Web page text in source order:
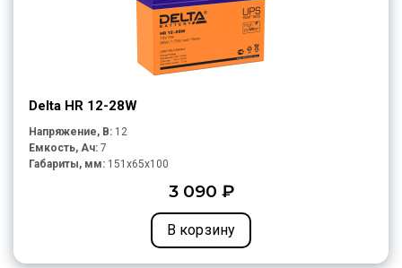
Delta HR 12-28W
Напряжение, В: 12
Емкость, Ач: 7
Габариты, мм: 151x65x100
3 090 ₽
В корзину